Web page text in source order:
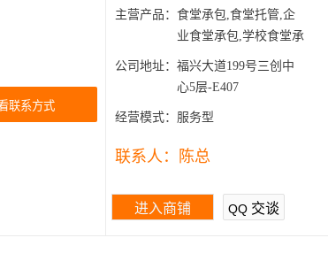
联系方式
主营产品： 食堂承包,食堂托管,企
业食堂承包,学校食堂承
包
公司地址： 福兴大道199号三创中
心5层-E407
经营模式： 服务型
联系人： 陈总
进入商铺 QQ 交谈